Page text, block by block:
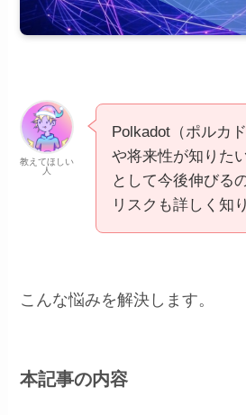
教えてほしい
人
Polkadot（ポルカ
や将来性が知りた
として今後伸びる
リスクも詳しく知
こんな悩みを解決します。
本記事の内容